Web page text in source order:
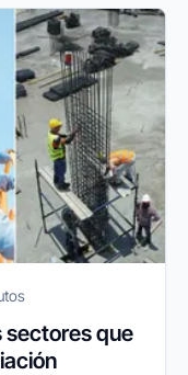
sectores que